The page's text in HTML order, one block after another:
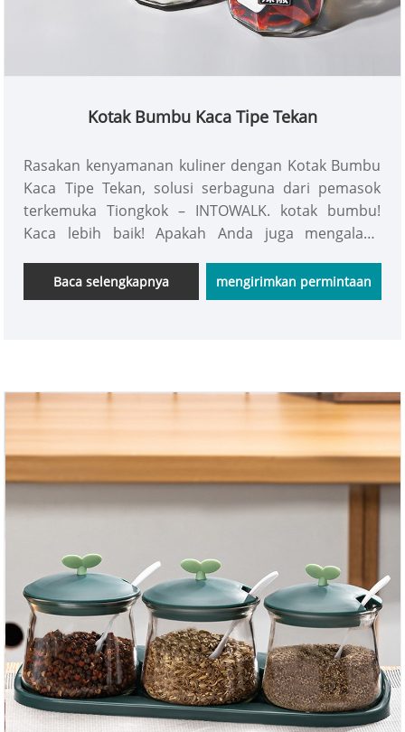
Kotak Bumbu Kaca Tipe Tekan
Rasakan kenyamanan kuliner dengan Kotak Bumbu
Kaca Tipe Tekan, solusi serbaguna dari pemasok
terkemuka Tiongkok – INTOWALK. kotak bumbu!
Kaca lebih baik! Apakah Anda juga mengalami
kecil, mudah menggumpal jika tidak ditutup dalam
waktu lama, dan penempatannya tidak rapi. Kotak
Baca selengkapnya mengirimkan permintaan